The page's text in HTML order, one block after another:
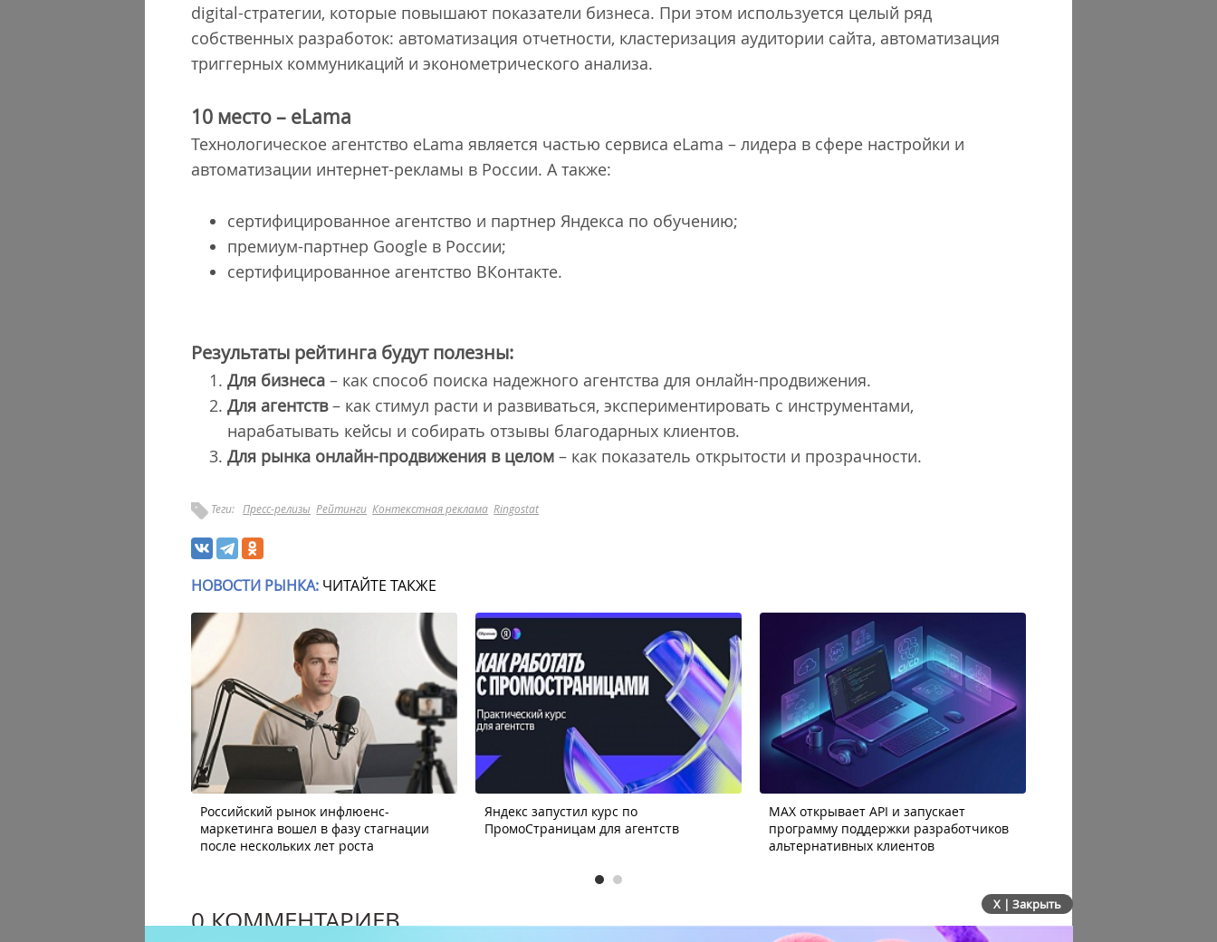
digital-стратегии, которые повышают показатели бизнеса. При этом используется целый ряд
собственных разработок: автоматизация отчетности, кластеризация аудитории сайта, автоматизация
триггерных коммуникаций и эконометрического анализа.
10 место– eLama
Технологическое агентство eLama является частью сервиса eLama – лидера в сфере настройки и
автоматизации интернет-рекламы в России. А также:
сертифицированное агентство и партнер Яндекса по обучению;
премиум-партнер Google в России;
сертифицированное агентство ВКонтакте.
Результаты рейтинга будут полезны:
Для бизнеса – как способ поиска надежного агентства для онлайн-продвижения.
Для агентств– как стимул расти и развиваться, экспериментировать с инструментами,
нарабатывать кейсы и собирать отзывы благодарных клиентов.
Для рынка онлайн-продвижения в целом – как показатель открытости и прозрачности.
Теги: Пресс-релизы Рейтинги Контекстная реклама Ringostat
НОВОСТИ РЫНКА: ЧИТАЙТЕ ТАКЖЕ
Российский рынок инфлюенс-
маркетинга вошел в фазу стагнации
после нескольких лет роста
Яндекс запустил курс по
ПромоСтраницам для агентств
MAX открывает API и запускает
программу поддержки разработчиков
альтернативных клиентов
0 КОММЕНТАРИЕВ
X | Закрыть